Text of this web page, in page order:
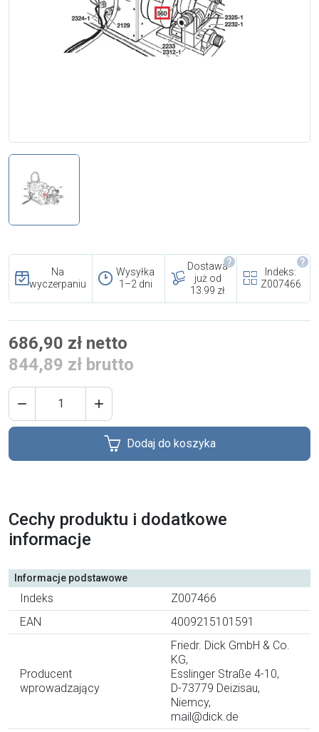
Dowiedz się więcej
Aktualności i porady
i cookies
Skontaktuj się z nami
EFA: Historia i oferta
mięsnego
Na
wyczerpaniu
Wysyłka
1–2 dni
Dostawa
już od
13.99 zł
Indeks:
Z007466
686,90 zł netto
844,89 zł brutto
 
Dodaj do koszyka
Cechy produktu i dodatkowe
informacje
Informacje podstawowe
Indeks
Z007466
EAN
4009215101591
Producent
wprowadzający
Friedr. Dick GmbH & Co.
KG,
Esslinger Straße 4-10,
D-73779 Deizisau,
Niemcy,
mail@dick.de